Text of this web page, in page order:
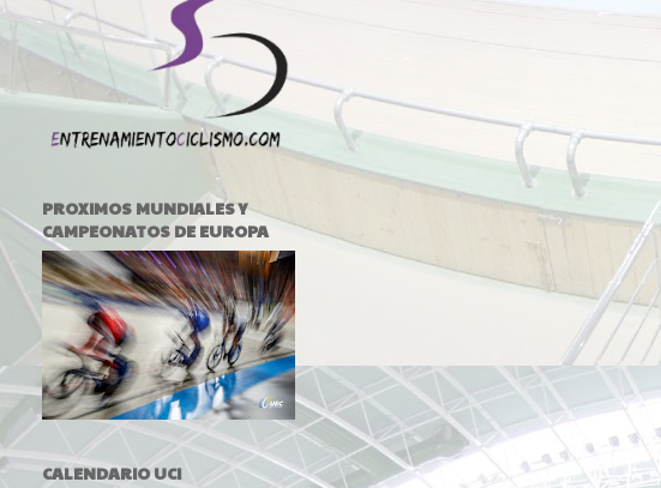
PROXIMOS MUNDIALES Y
CAMPEONATOS DE EUROPA
CALENDARIO UCI